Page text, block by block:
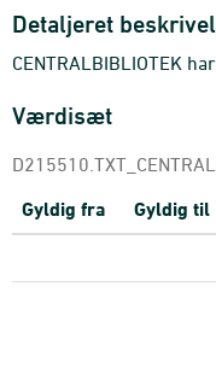
Detaljeret
CENTRALBIBLIOTEK
Værdisæt
Gyldig fra Gyldig til